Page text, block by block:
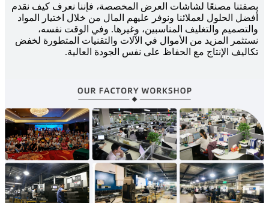
بصفتنا مصنعًا لشاشات العرض المخصصة، فإننا نعرف كيف نقدم
أفضل الحلول لعملائنا ونوفر عليهم المال من خلال اختيار المواد
والتصميم والتغليف المناسبين، وغيرها. وفي الوقت نفسه،
نستثمر المزيد من الأموال في الآلات والتقنيات المتطورة لخفض
تكاليف الإنتاج مع الحفاظ على نفس الجودة العالية.